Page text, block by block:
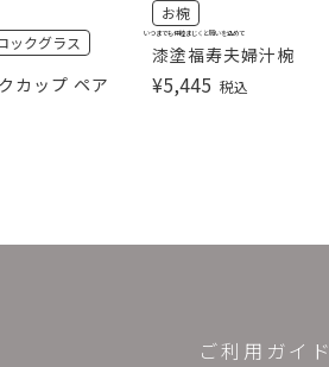
カップ ペア
ックグラス
漆塗福寿夫婦汁椀
お椀
¥5,445 税込
いつまでも仲睦まじくと願いを込めて
ご利用ガイド